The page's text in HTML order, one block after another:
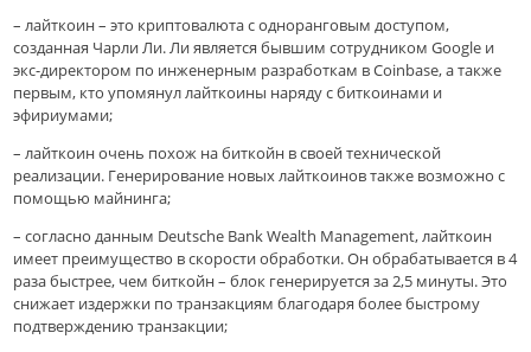
– лайткоин – это криптовалюта с одноранговым доступом,
созданная Чарли Ли. Ли является бывшим сотрудником Google и
экс-директором по инженерным разработкам в Coinbase, а также
первым, кто упомянул лайткоины наряду с биткоинами и
эфириумами;
– лайткоин очень похож на биткойн в своей технической
реализации. Генерирование новых лайткоинов также возможно с
помощью майнинга;
– согласно данным Deutsche Bank Wealth Management, лайткоин
имеет преимущество в скорости обработки. Он обрабатывается в 4
раза быстрее, чем биткойн – блок генерируется за 2,5 минуты. Это
снижает издержки по транзакциям благодаря более быстрому
подтверждению транзакции;